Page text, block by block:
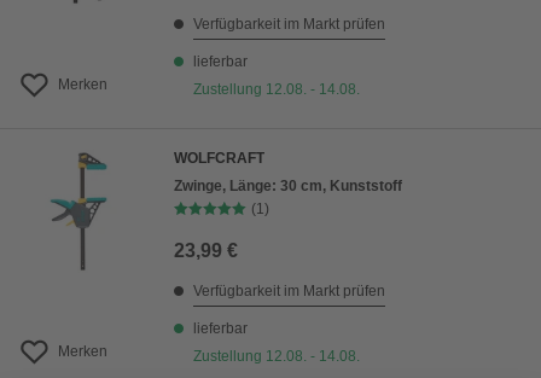
Merken
Verfügbarkeit im Markt prüfen
lieferbar
Zustellung 12.08. - 14.08.
Merken
WOLFCRAFT
Zwinge, Länge: 30 cm, Kunststoff
(1)
23,99 €
Verfügbarkeit im Markt prüfen
lieferbar
Zustellung 12.08. - 14.08.